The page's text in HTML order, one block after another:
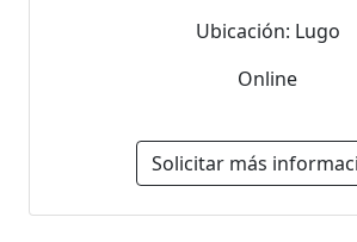
Ubicación: Lugo
Online
Solicitar más